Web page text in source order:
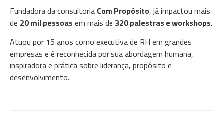
Fundadora da consultoriaCom Propósito, já impactou mais
de 20 mil pessoasem mais de 320 palestras e workshops.
Atuou por 15 anos como executiva de RH em grandes
empresas e é reconhecida por sua abordagem humana,
inspiradora e prática sobre liderança, propósito e
desenvolvimento.